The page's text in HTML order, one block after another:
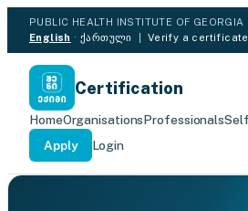
PUBLIC HEALTH INSTITUTE OF GEORGIA
English ·ქართული Verify a
Certification
HomeOrganisationsProfessionals
Apply
Login